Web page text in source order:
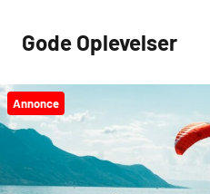
Gode Oplevelser
Annonce